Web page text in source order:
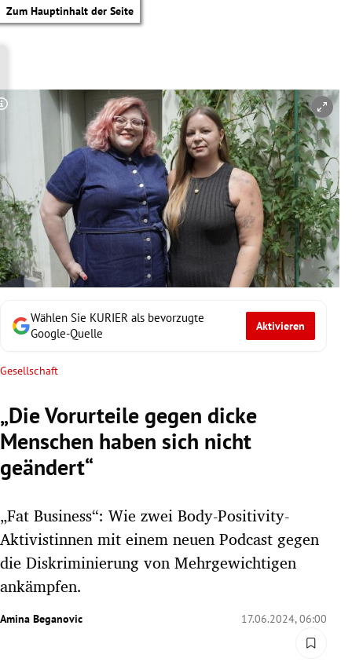
Zum Hauptinhalt der Seite
Untermenü
Untermenü
Untermenü
Untermenü
Untermenü
Untermenü
Untermenü
Untermenü
Wählen Sie KURIER als bevorzugte
Google-Quelle
Aktivieren
Gesellschaft
„Die Vorurteile gegen dicke
Menschen haben sich nicht
geändert“
„Fat Business“: Wie zwei Body-Positivity-
Aktivistinnen mit einem neuen Podcast gegen
die Diskriminierung von Mehrgewichtigen
ankämpfen.
Amina Beganovic 17.06.2024, 06:00
Copyright-Hinweis öffnen/schließen